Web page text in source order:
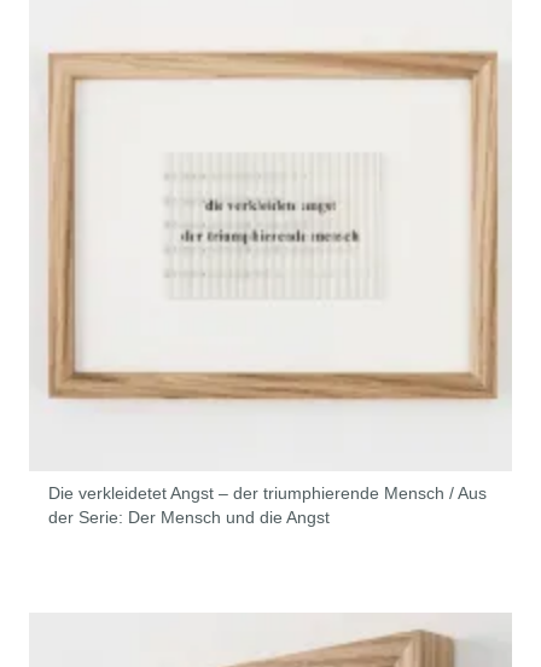
Die verkleidetet Angst – der triumphierende Mensch / Aus
der Serie: Der Mensch und die Angst